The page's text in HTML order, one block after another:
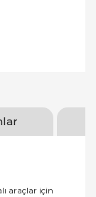
araçlar için